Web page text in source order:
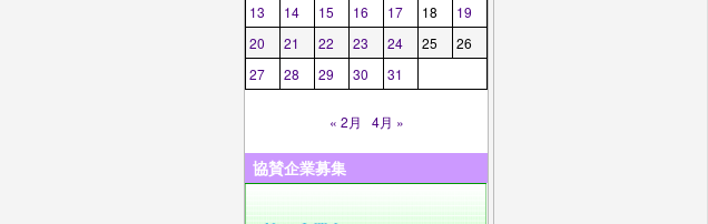
13
14 15 16 17 18
19
20
21 22 23 24 25
26
27
28 29 30 31
« 2月 4月 »
協賛企業募集